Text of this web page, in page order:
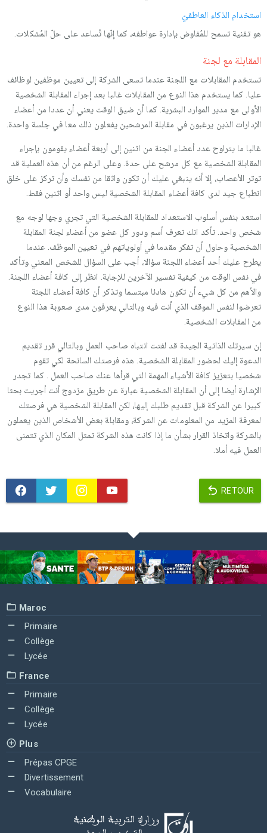
استخدام الذكاء العاطفيّ
هو تقنية تسمح للمُفاوض بإدارة عواطفه، كما إنّها تُساعد على حلّ المُشكلات.
المقابلة مع لجنة
تستخدم المقابلات مع اللجنة عندما تسعى الشركة إلى تعيين موظفين لوظائف
عليا. كما يستخدم هذا النوع من المقابلات غالبا بعد إجراء المقابلة الشخصية
الأولى مع مدير الموارد البشرية. كما أن ضيق الوقت يعني أن عددا من أعضاء
الإدارات الذين يرغبون في مقابلة المرشحين يفعلون ذلك معا في جلسة واحدة.
غالبا ما يتراوح عدد أعضاء الجنة من اثنين إلى أربعة أعضاء يقومون بإجراء
المقابلة الشخصية مع كل مرشح على حدة. وعلى الرغم من أن هذه العملية قد
توتر الأعصاب، إلا أنه ينبغي عليك أن تكون واثقا من نفسك وأن تركز على خلق
انطباع جيد لدى كافة أعضاء المقابلة الشخصية ليس واحد أو اثنين فقط.
استعد بنفس أسلوب الاستعداد للمقابلة الشخصية التي تجري وجها لوجه مع
شخص واحد. تأكد انك تعرف أسم ودور كل عضو من أعضاء لجنة المقابلة
الشخصية وحاول أن تفكر مقدما في أولوياتهم في تعيين الموظف. عندما
يطرح عليك أحد أعضاء اللجنة سؤالا، أجب على السؤال للشخص المعني وتأكد
في نفس الوقت من كيفية تفسير الآخرين للإجابة. انظر إلى كافة أعضاء اللجنة.
والأهم من كل شيء أن تكون هادئا مبتسما وتذكر أن كافة أعضاء اللجنة
تعرضوا لنفس الموقف الذي أنت فيه وبالتالي يعرفون مدى صعوبة هذا النوع
من المقابلات الشخصية.
إن سيرتك الذاتية الجيدة قد لفتت انتباه صاحب العمل وبالتالي قرر تقديم
الدعوة إليك لحضور المقابلة الشخصية. هذه فرصتك السانحة لكي تقوم
شخصيا بتعزيز كافة الأشياء المهمة التي قرأها عنك صاحب العمل . كما تجدر
الإشارة أيضا إلى أن المقابلة الشخصية عبارة عن طريق مزدوج أنت أجريت بحثا
كبيرا عن الشركة قبل تقديم طلبك إليها، لكن المقابلة الشخصية هي فرصتك
لمعرفة المزيد من المعلومات عن الشركة، ومقابلة بعض الأشخاص الذين يعملون
بالشركة واتخاذ القرار بشأن ما إذا كانت هذه الشركة تمثل المكان الذي تتمنى
العمل فيه أملا.
RETOUR
Maroc
Primaire
Collège
Lycée
France
Primaire
Collège
Lycée
Plus
Prépas CPGE
Divertissement
Vocabulaire